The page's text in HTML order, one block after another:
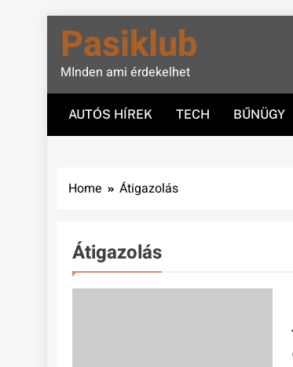
content
Pasiklub
MInden ami érdekelhet
AUTÓS HÍREK TECH BŰNÜGY
Home Átigazolás
Átigazolás